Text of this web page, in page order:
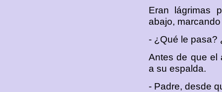
Eran lágrimas
abajo,
- ¿Qué le pasa?
Antes de que el
a su espalda.
- Padre, desde